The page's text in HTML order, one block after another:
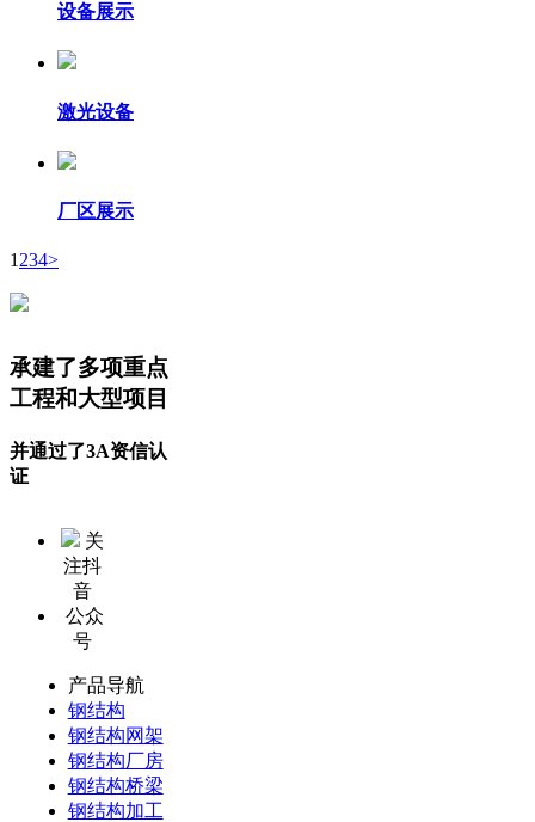
设备展示
激光设备
厂区展示
1234>
承建了多项重点
工程和大型项目
并通过了3A资信认
证
关
注抖
音
公众
号
产品导航
钢结构
钢结构网架
钢结构厂房
钢结构桥梁
钢结构加工